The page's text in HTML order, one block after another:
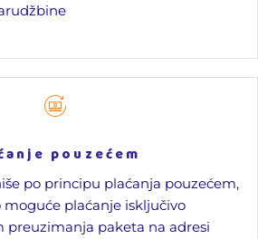
pouzećem
po principu plaćanja pouzećem,
plaćanje isključivo
paketa na adresi